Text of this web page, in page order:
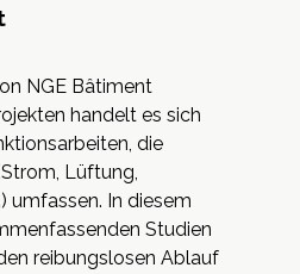
NGE Bâtiment
handelt es sich
die
Lüftung,
umfassen. In diesem
Studien
reibungslosen Ablauf